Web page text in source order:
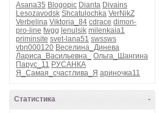
Asana35 Blogopic Dianta Divains
Lesozavodsk Shcatulochka VerNikZ
Verbelina Viktoria_84 cdrace dimon-
pro-line fwgg lenulsik milenkaia1
priminsite svet-lana51 swssws
vbn000120 Веселина_Динева
Лариса_Васильевна_
Ольга_Шангина
Парус_11 РУСАНКА
Я_Самая_счастлива_Я ариночка11
-
Статистика